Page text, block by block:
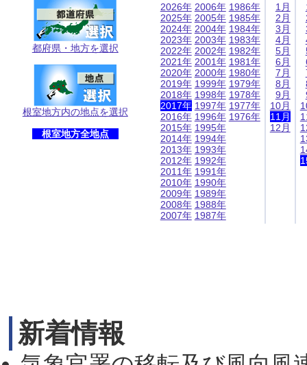
都府県・地方を選択
根室地方内の地点を選択
根室地方全地点
2026年
2025年
2024年
2023年
2022年
2021年
2020年
2019年
2018年
2017年
2016年
2015年
2014年
2013年
2012年
2011年
2010年
2009年
2008年
2007年
2006年
2005年
2004年
2003年
2002年
2001年
2000年
1999年
1998年
1997年
1996年
1995年
1994年
1993年
1992年
1991年
1990年
1989年
1988年
1987年
1986年
1985年
1984年
1983年
1982年
1981年
1980年
1979年
1978年
1977年
1976年
1月
2月
3月
4月
5月
6月
7月
8月
9月
10月
11月
12月
新着情報